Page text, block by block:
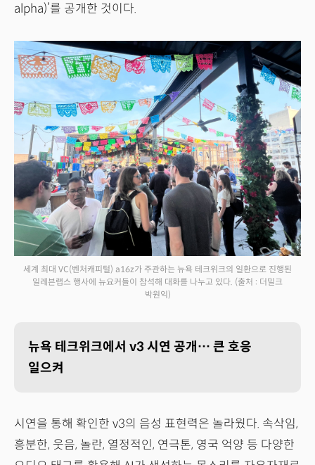
alpha)’를 공개한 것이다.
세계 최대 VC(벤처캐피털) a16z가 주관하는 뉴욕 테크위크의 일환으로 진행된
일레븐랩스 행사에 뉴요커들이 참석해 대화를 나누고 있다. (출처 : 더밀크
박원익)
뉴욕 테크위크에서 v3 시연 공개… 큰 호응
일으켜
시연을 통해 확인한 v3의 음성 표현력은 놀라웠다. 속삭임,
흥분한, 웃음, 놀란, 열정적인, 연극톤, 영국 억양 등 다양한